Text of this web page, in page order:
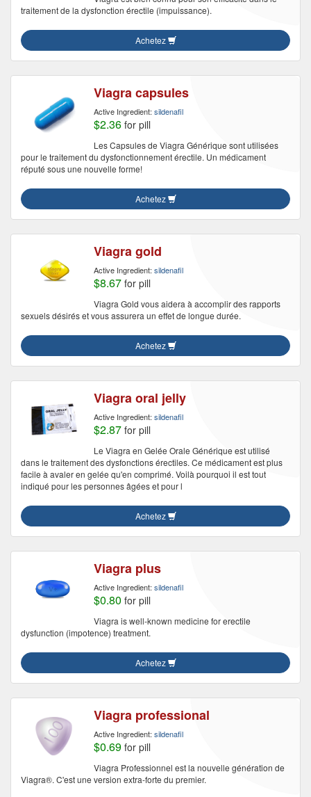
traitement de la dysfonction érectile (impuissance).
Achetez
Viagra capsules
Active Ingredient: sildenafil
$2.36 for pill
Les Capsules de Viagra Générique sont utilisées
pour le traitement du dysfonctionnement érectile. Un médicament
réputé sous une nouvelle forme!
Achetez
Viagra gold
Active Ingredient: sildenafil
$8.67 for pill
Viagra Gold vous aidera à accomplir des rapports
sexuels désirés et vous assurera un effet de longue durée.
Achetez
Viagra oral jelly
Active Ingredient: sildenafil
$2.87 for pill
Le Viagra en Gelée Orale Générique est utilisé
dans le traitement des dysfonctions érectiles. Ce médicament est plus
facile à avaler en gelée qu'en comprimé. Voilà pourquoi il est tout
indiqué pour les personnes âgées et pour l
Achetez
Viagra plus
Active Ingredient: sildenafil
$0.80 for pill
Viagra is well-known medicine for erectile
dysfunction (impotence) treatment.
Achetez
Viagra professional
Active Ingredient: sildenafil
$0.69 for pill
Viagra Professionnel est la nouvelle génération de
Viagra®. C'est une version extra-forte du premier.